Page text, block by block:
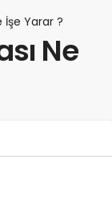
İşe Yarar ?
Ne